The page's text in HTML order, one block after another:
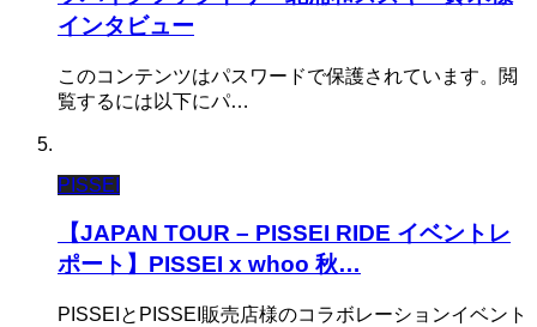
インタビュー
このコンテンツはパスワードで保護されています。閲
覧するには以下にパ…
PISSEI
【JAPAN TOUR – PISSEI RIDE イベントレ
ポート】PISSEI x whoo 秋…
PISSEIとPISSEI販売店様のコラボレーションイベント